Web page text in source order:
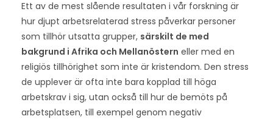
Ett av de mest slående resultaten i vår forskning är
hur djupt arbetsrelaterad stress påverkar personer
som tillhör utsatta grupper, särskilt de med
bakgrund i Afrika och Mellanöstern eller med en
religiös tillhörighet som inte är kristendom. Den stress
de upplever är ofta inte bara kopplad till höga
arbetskrav i sig, utan också till hur de bemöts på
arbetsplatsen, till exempel genom negativ